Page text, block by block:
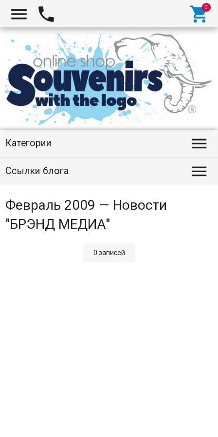
  
Категории 
Ссылки блога 
Февраль 2009 — Новости
"БРЭНД МЕДИА"
0 записей